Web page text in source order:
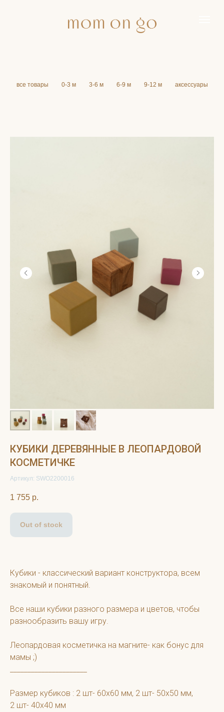
все товары 0-3 м 3-6 м 6-9 м 9-12 м аксессуары
КУБИКИ ДЕРЕВЯННЫЕ В ЛЕОПАРДОВОЙ
КОСМЕТИЧКЕ
Артикул: SWO2200016
1 755 р.
Out of stock
Кубики - классический вариант конструктора, всем
знакомый и понятный.
Все наши кубики разного размера и цветов, чтобы
разнообразить вашу игру.
Леопардовая косметичка на магните- как бонус для
мамы ;)
Размер кубиков : 2 шт- 60х60 мм, 2 шт- 50х50 мм,
2 шт- 40х40 мм